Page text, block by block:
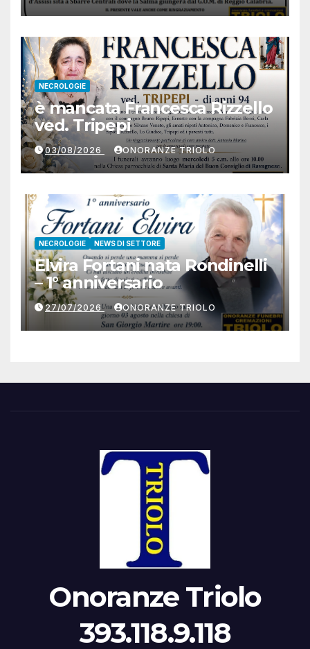
NECROLOGIE
è mancata Francesca Rizzello
ved. Tripepi
03/08/2026 ONORANZE TRIOLO
NECROLOGIE NEWS DI SETTORE
Elvira Fortani nata Rondinelli
– 1° anniversario
27/07/2026 ONORANZE TRIOLO
Onoranze Triolo
393.118.9.118